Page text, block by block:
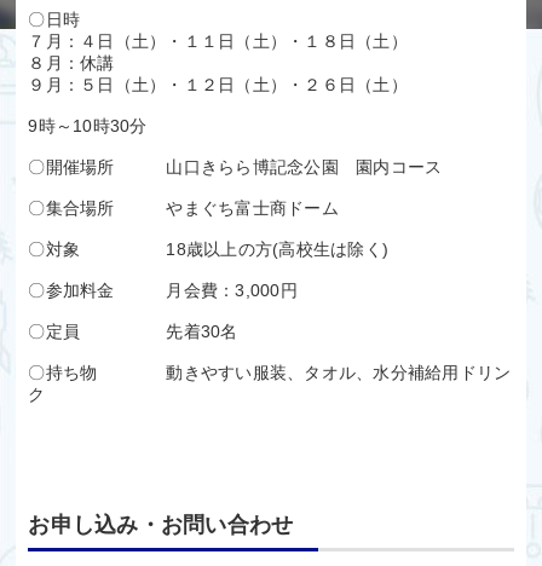
〇日時
７月：４日（土）・１１日（土）・１８日（土）
８月：休講
９月：５日（土）・１２日（土）・２６日（土）
9時～10時30分
〇開催場所 山口きらら博記念公園 園内コース
〇集合場所 やまぐち富士商ドーム
〇対象 18歳以上の方(高校生は除く)
〇参加料金 月会費：3,000円
〇定員 先着30名
〇持ち物 動きやすい服装、タオル、水分補給用ドリン
ク
お申し込み・お問い合わせ